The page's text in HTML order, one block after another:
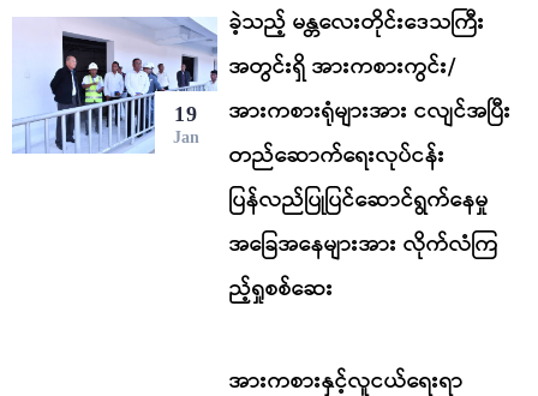
19
Jan
ခဲ့သည့် မန္တလေးတိုင်းဒေသကြီး
အတွင်းရှိ အားကစားကွင်း/
အားကစားရုံများအား ငလျင်အပြီး
တည်ဆောက်ရေးလုပ်ငန်း
ပြန်လည်ပြုပြင်ဆောင်ရွက်နေမှု
အခြေအနေများအား လိုက်လံကြ
ည့်ရှုစစ်ဆေး
အားကစားနှင့်လူငယ်ရေးရာ